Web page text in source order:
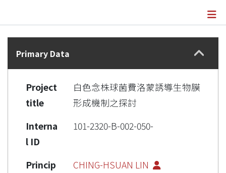
Statistics
Details
Primary Data
Project
title
白色念株球菌費洛蒙誘導生物膜
形成機制之探討
Interna
l ID
101-2320-B-002-050-
Princip
CHING-HSUAN LIN